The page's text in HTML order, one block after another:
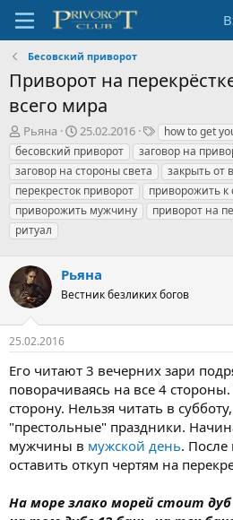
Бесовский приворот
Приворот на
всего мира
А
в
т
о
р
т
е
м
Рьяна
Д
а
т
а
н
а
а
25.02.2016
Т
е
г
и
how to get
бесовский приворот
заговор на
заговор на стороны света
закрыть от
перекресток приворот
приворожить к
приворожить мужчину
приворот на
ритуал
Рьяна
Вестник безликих богов
25.02.2016
Его читают 3 вечерних зари
поворачиваясь на все 4
сторону. Нельзя читать в
"престольные" праздники.
мужчины в мужской день. После
оставить откуп чертям на
На море злако морей стоит дуб